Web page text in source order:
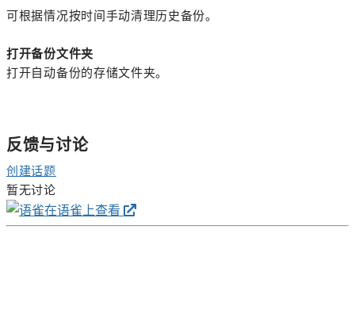
可根据情况按时间手动清理历史备份。
打开备份文件夹
打开自动备份的存储文件夹。
反馈与讨论
创建话题
暂无讨论
在语雀上查看